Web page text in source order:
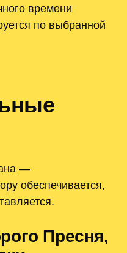
времени
по выбранной
—
обеспечивается,
Пресня,